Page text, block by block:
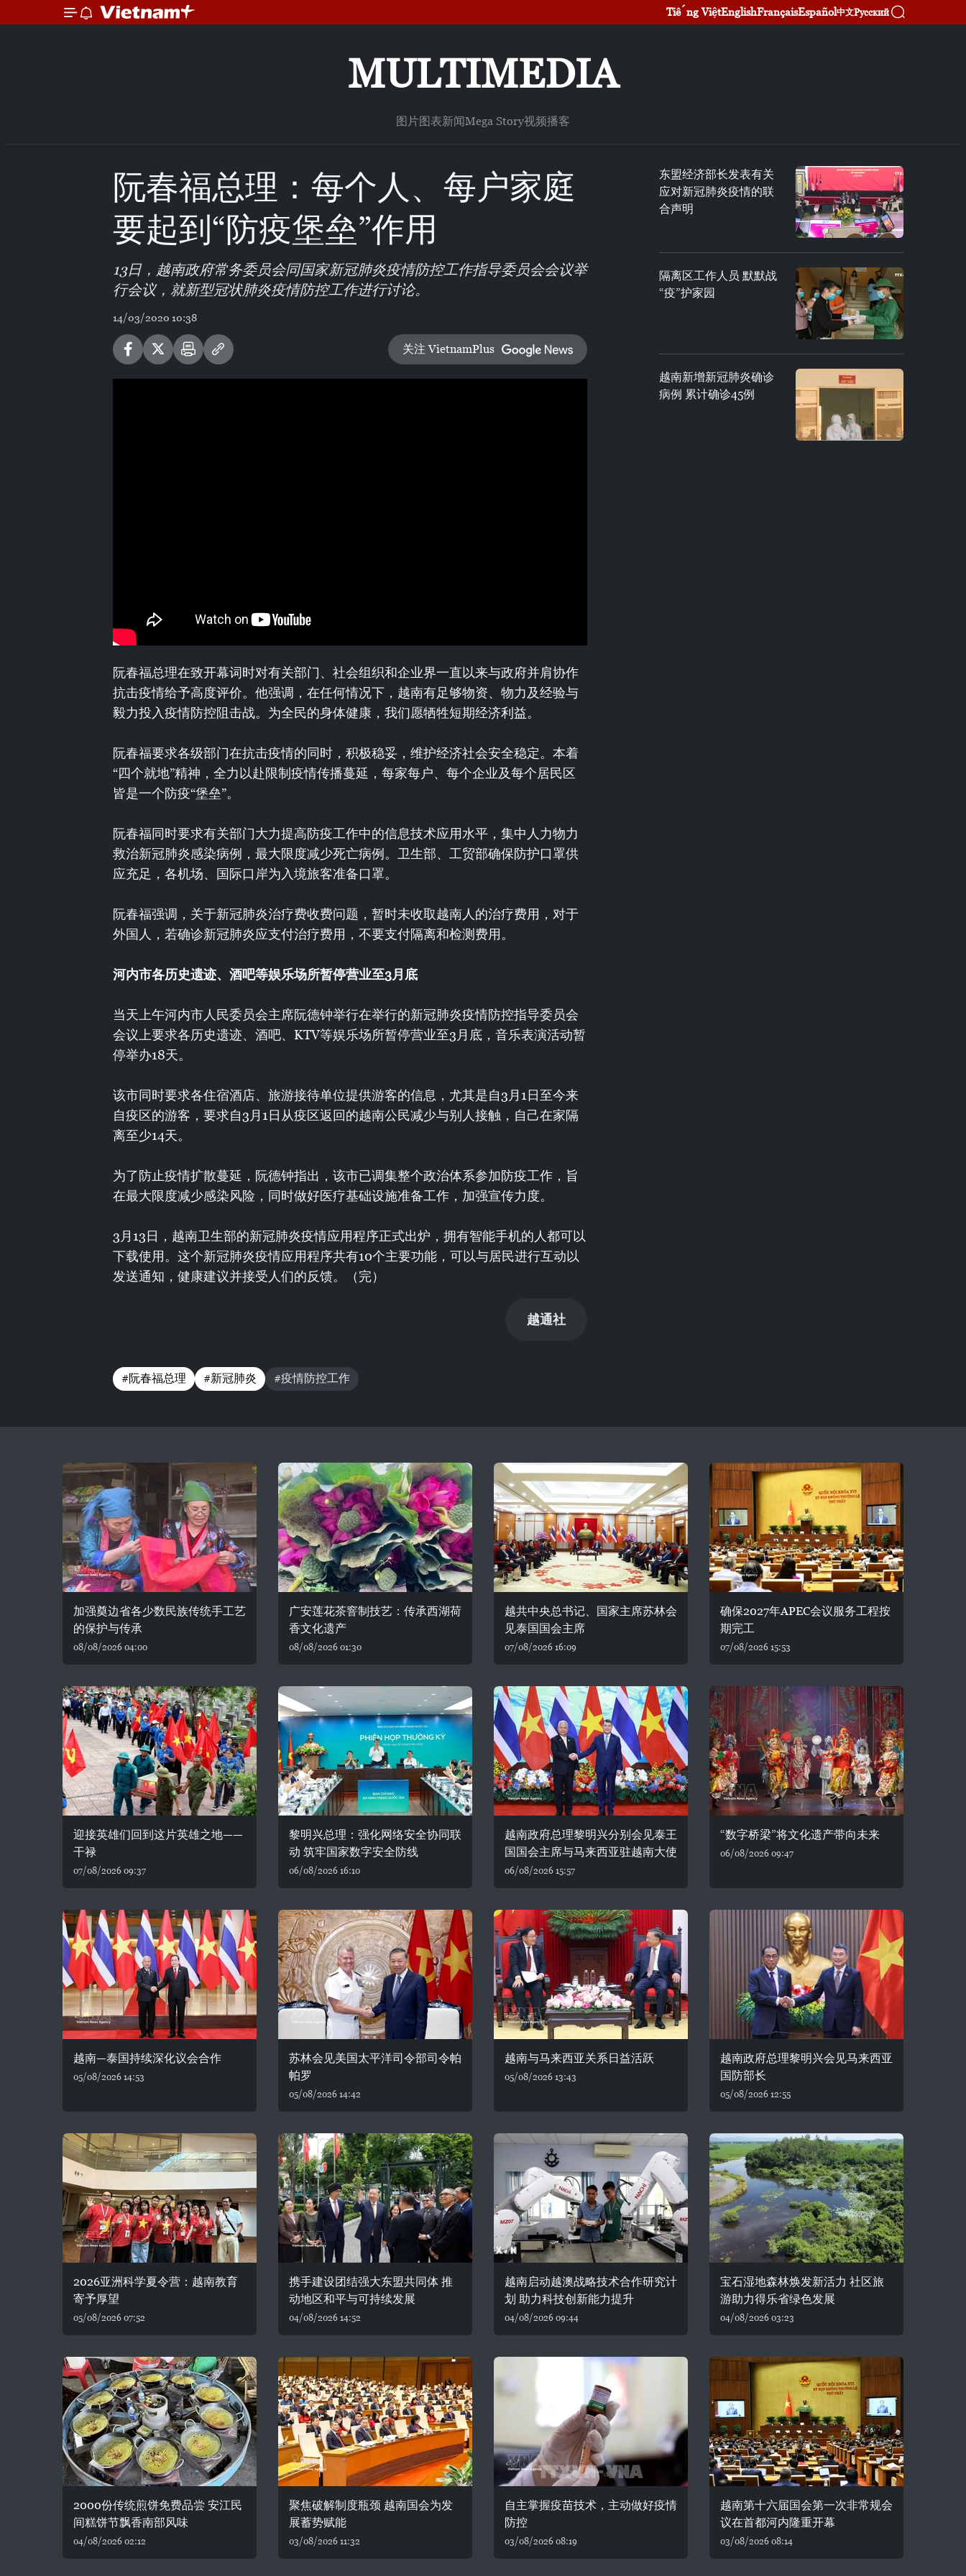
Tiếng ViệtEnglishFrançaisEspañol中文Русский
MULTIMEDIA
图片图表新闻Mega Story视频播客
阮春福总理：每个人、每户家庭
要起到“防疫堡垒”作用
13日，越南政府常务委员会同国家新冠肺炎疫情防控工作指导委员会会议举
行会议，就新型冠状肺炎疫情防控工作进行讨论。
14/03/2020 10:38
关注 VietnamPlus
阮春福总理在致开幕词时对有关部门、社会组织和企业界一直以来与政府并肩协作
抗击疫情给予高度评价。他强调，在任何情况下，越南有足够物资、物力及经验与
毅力投入疫情防控阻击战。为全民的身体健康，我们愿牺牲短期经济利益。
阮春福要求各级部门在抗击疫情的同时，积极稳妥，维护经济社会安全稳定。本着
“四个就地”精神，全力以赴限制疫情传播蔓延，每家每户、每个企业及每个居民区
皆是一个防疫“堡垒”。
阮春福同时要求有关部门大力提高防疫工作中的信息技术应用水平，集中人力物力
救治新冠肺炎感染病例，最大限度减少死亡病例。卫生部、工贸部确保防护口罩供
应充足，各机场、国际口岸为入境旅客准备口罩。
阮春福强调，关于新冠肺炎治疗费收费问题，暂时未收取越南人的治疗费用，对于
外国人，若确诊新冠肺炎应支付治疗费用，不要支付隔离和检测费用。
河内市各历史遗迹、酒吧等娱乐场所暂停营业至3月 底
当天上午河内市人民委员会主席阮德钟举行在举行的新冠肺炎疫情防控指导委员会
会议上要求各历史遗迹、酒吧、KTV等娱乐场所暂停营业至3月底，音乐表演活动暂
停举办18天。
该市同时要求各住宿酒店、旅游接待单位提供游客的信息，尤其是自3月1日至今来
自疫区的游客，要求自3月1日从疫区返回的越南公民减少与别人接触，自己在家隔
离至少14天。
为了防止疫情扩散蔓延，阮德钟指出，该市已调集整个政治体系参加防疫工作，旨
在最大限度减少感染风险，同时做好医疗基础设施准备工作，加强宣传力度。
3月13日，越南卫生部的新冠肺炎疫情应用程序正式出炉，拥有智能手机的人都可以
下载使用。这个新冠肺炎疫情应用程序共有10个主要功能，可以与居民进行互动以
发送通知，健康建议并接受人们的反馈。（完）
越通社
#阮春福总理 #新冠肺炎 #疫情防控工作
东盟经济部长发表有关
应对新冠肺炎疫情的联
合声明
隔离区工作人员 默默战
“疫”护家园
越南新增新冠肺炎确诊
病例 累计确诊45例
加强奠边省各少数民族传统手工艺
的保护与传承
08/08/2026 04:00
广安莲花茶窨制技艺：传承西湖荷
香文化遗产
08/08/2026 01:30
越共中央总书记、国家主席苏林会
见泰国国会主席
07/08/2026 16:09
确保2027年APEC会议服务工程按
期完工
07/08/2026 15:53
迎接英雄们回到这片英雄之地——
干禄
07/08/2026 09:37
黎明兴总理：强化网络安全协同联
动 筑牢国家数字安全防线
06/08/2026 16:10
越南政府总理黎明兴分别会见泰王
国国会主席与马来西亚驻越南大使
06/08/2026 15:57
“数字桥梁”将文化遗产带向未来
06/08/2026 09:47
越南—泰国持续深化议会合作
05/08/2026 14:53
苏林会见美国太平洋司令部司令帕
帕罗
05/08/2026 14:42
越南与马来西亚关系日益活跃
05/08/2026 13:43
越南政府总理黎明兴会见马来西亚
国防部长
05/08/2026 12:55
2026亚洲科学夏令营：越南教育
寄予厚望
05/08/2026 07:52
携手建设团结强大东盟共同体 推
动地区和平与可持续发展
04/08/2026 14:52
越南启动越澳战略技术合作研究计
划 助力科技创新能力提升
04/08/2026 09:44
宝石湿地森林焕发新活力 社区旅
游助力得乐省绿色发展
04/08/2026 03:23
2000份传统煎饼免费品尝 安江民
间糕饼节飘香南部风味
04/08/2026 02:12
聚焦破解制度瓶颈 越南国会为发
展蓄势赋能
03/08/2026 11:32
自主掌握疫苗技术，主动做好疫情
防控
03/08/2026 08:19
越南第十六届国会第一次非常规会
议在首都河内隆重开幕
03/08/2026 08:14